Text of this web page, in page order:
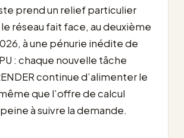
prend un relief particulier
réseau fait face, au deuxième
à une pénurie inédite de
: chaque nouvelle tâche
continue d’alimenter le
que l’offre de calcul
à suivre la demande.